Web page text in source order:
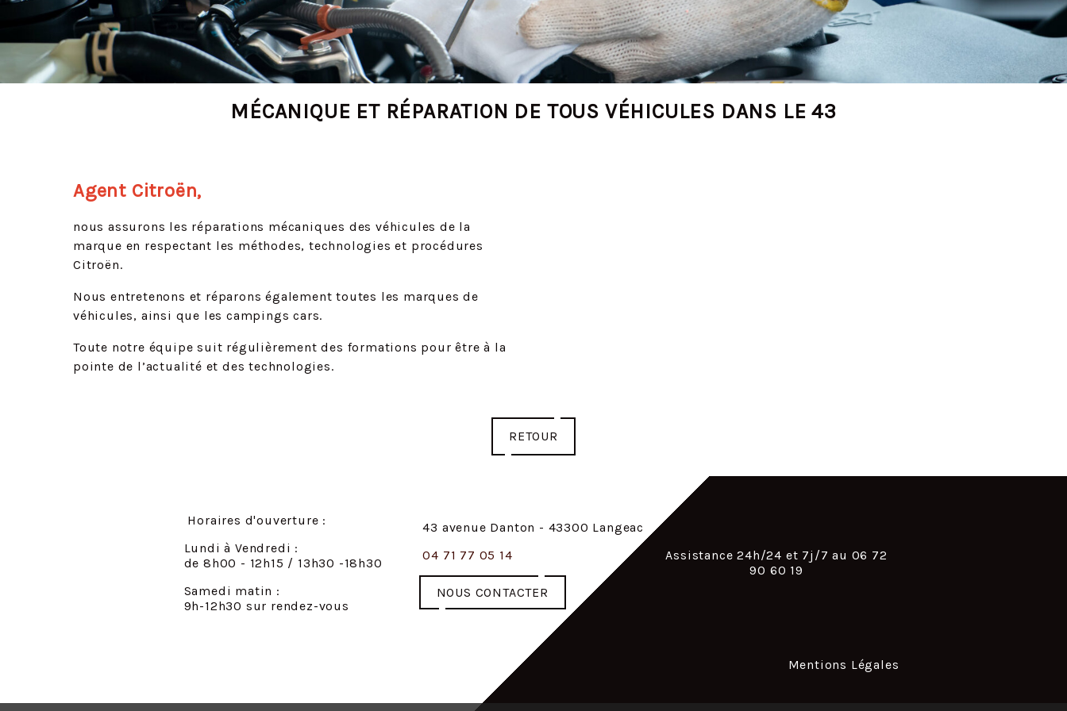
MÉCANIQUE ET RÉPARATION DE TOUS VÉHICULES DANS LE 43
Agent Citroën,
nous assurons les réparations mécaniques des véhicules de la
marque en respectant les méthodes, technologies et procédures
Citroën.
Nous entretenons et réparons également toutes les marques de
véhicules, ainsi que les campings cars.
Toute notre équipe suit régulièrement des formations pour être à la
pointe de l’actualité et des technologies.
RETOUR
Horaires d'ouverture :
Lundi à Vendredi :
de 8h00 - 12h15 / 13h30 -18h30
Samedi matin :
9h-12h30 sur rendez-vous
43 avenue Danton - 43300 Langeac
04 71 77 05 14
NOUS CONTACTER
Assistance 24h/24 et 7j/7 au 06 72
90 60 19
Mentions Légales